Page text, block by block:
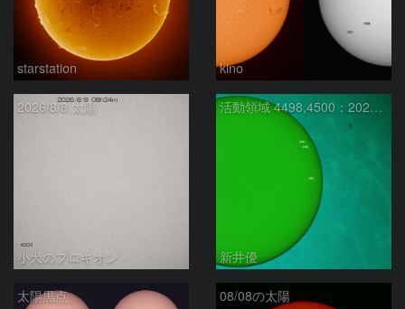
starstation kino
2026/8/8 太陽
小犬のプロキオン
活動領域 4498,4500：2026/08/08
新井優
太陽黒点 08/08の太陽